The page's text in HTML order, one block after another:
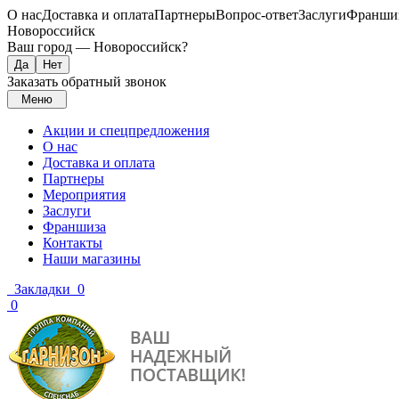
О насДоставка и оплатаПартнерыВопрос-ответЗаслуги
Новороссийск
Ваш город — Новороссийск?
Заказать обратный звонок
Меню
Акции и спецпредложения
О нас
Доставка и оплата
Партнеры
Мероприятия
Заслуги
Франшиза
Контакты
Наши магазины
Закладки 0
0